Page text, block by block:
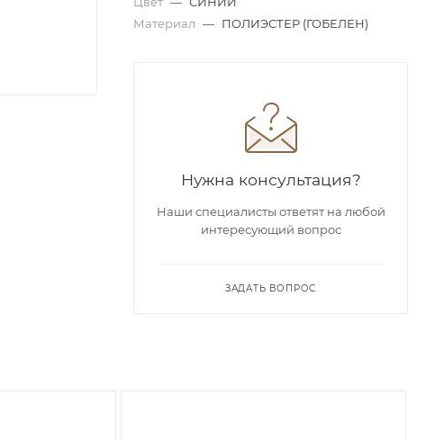
Материал — ПОЛИЭСТЕР (ГОБЕЛЕН)
Нужна консультация?
Наши специалисты ответят на любой
интересующий вопрос
ЗАДАТЬ ВОПРОС